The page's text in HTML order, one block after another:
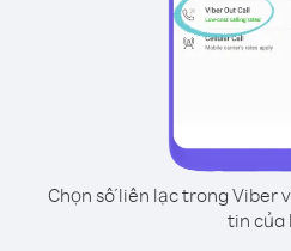
Chọn số liên lạc trong Viber
tin của